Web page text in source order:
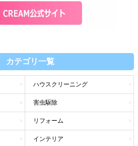
カテゴリ一覧
ハウスクリーニング
害虫駆除
リフォーム
インテリア